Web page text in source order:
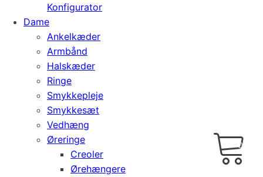
Konfigurator
Dame
Ankelkæder
Armbånd
Halskæder
Ringe
Smykkepleje
Smykkesæt
Vedhæng
Øreringe
Creoler
Ørehængere
0,00